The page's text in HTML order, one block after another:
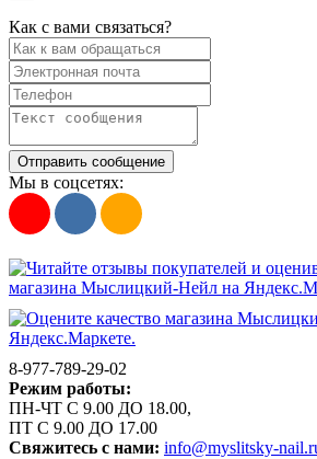
Как с вами связаться?
Отправить сообщение
Мы в соцсетях:
8-977-789-29-02
Режим работы:
ПН-ЧТ С 9.00 ДО 18.00,
ПТ С 9.00 ДО 17.00
Свяжитесь с нами: info@myslitsky-